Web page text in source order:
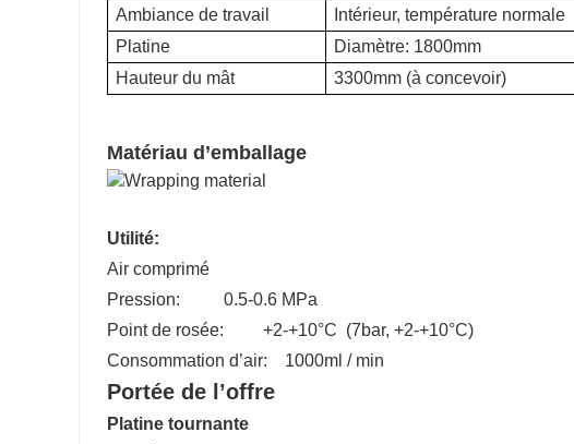
Ambiance de travail
Intérieur, température normale
Platine
Diamètre: 1800mm
Hauteur du mât
3300mm (à concevoir)
Matériau d’emballage
Utilité:
Air comprimé
Pression: 0.5-0.6 MPa
Point de rosée: +2-+10°C (7bar, +2-+10°C)
Consommation d’air: 1000ml / min
Portée de l’offre
Platine tournante